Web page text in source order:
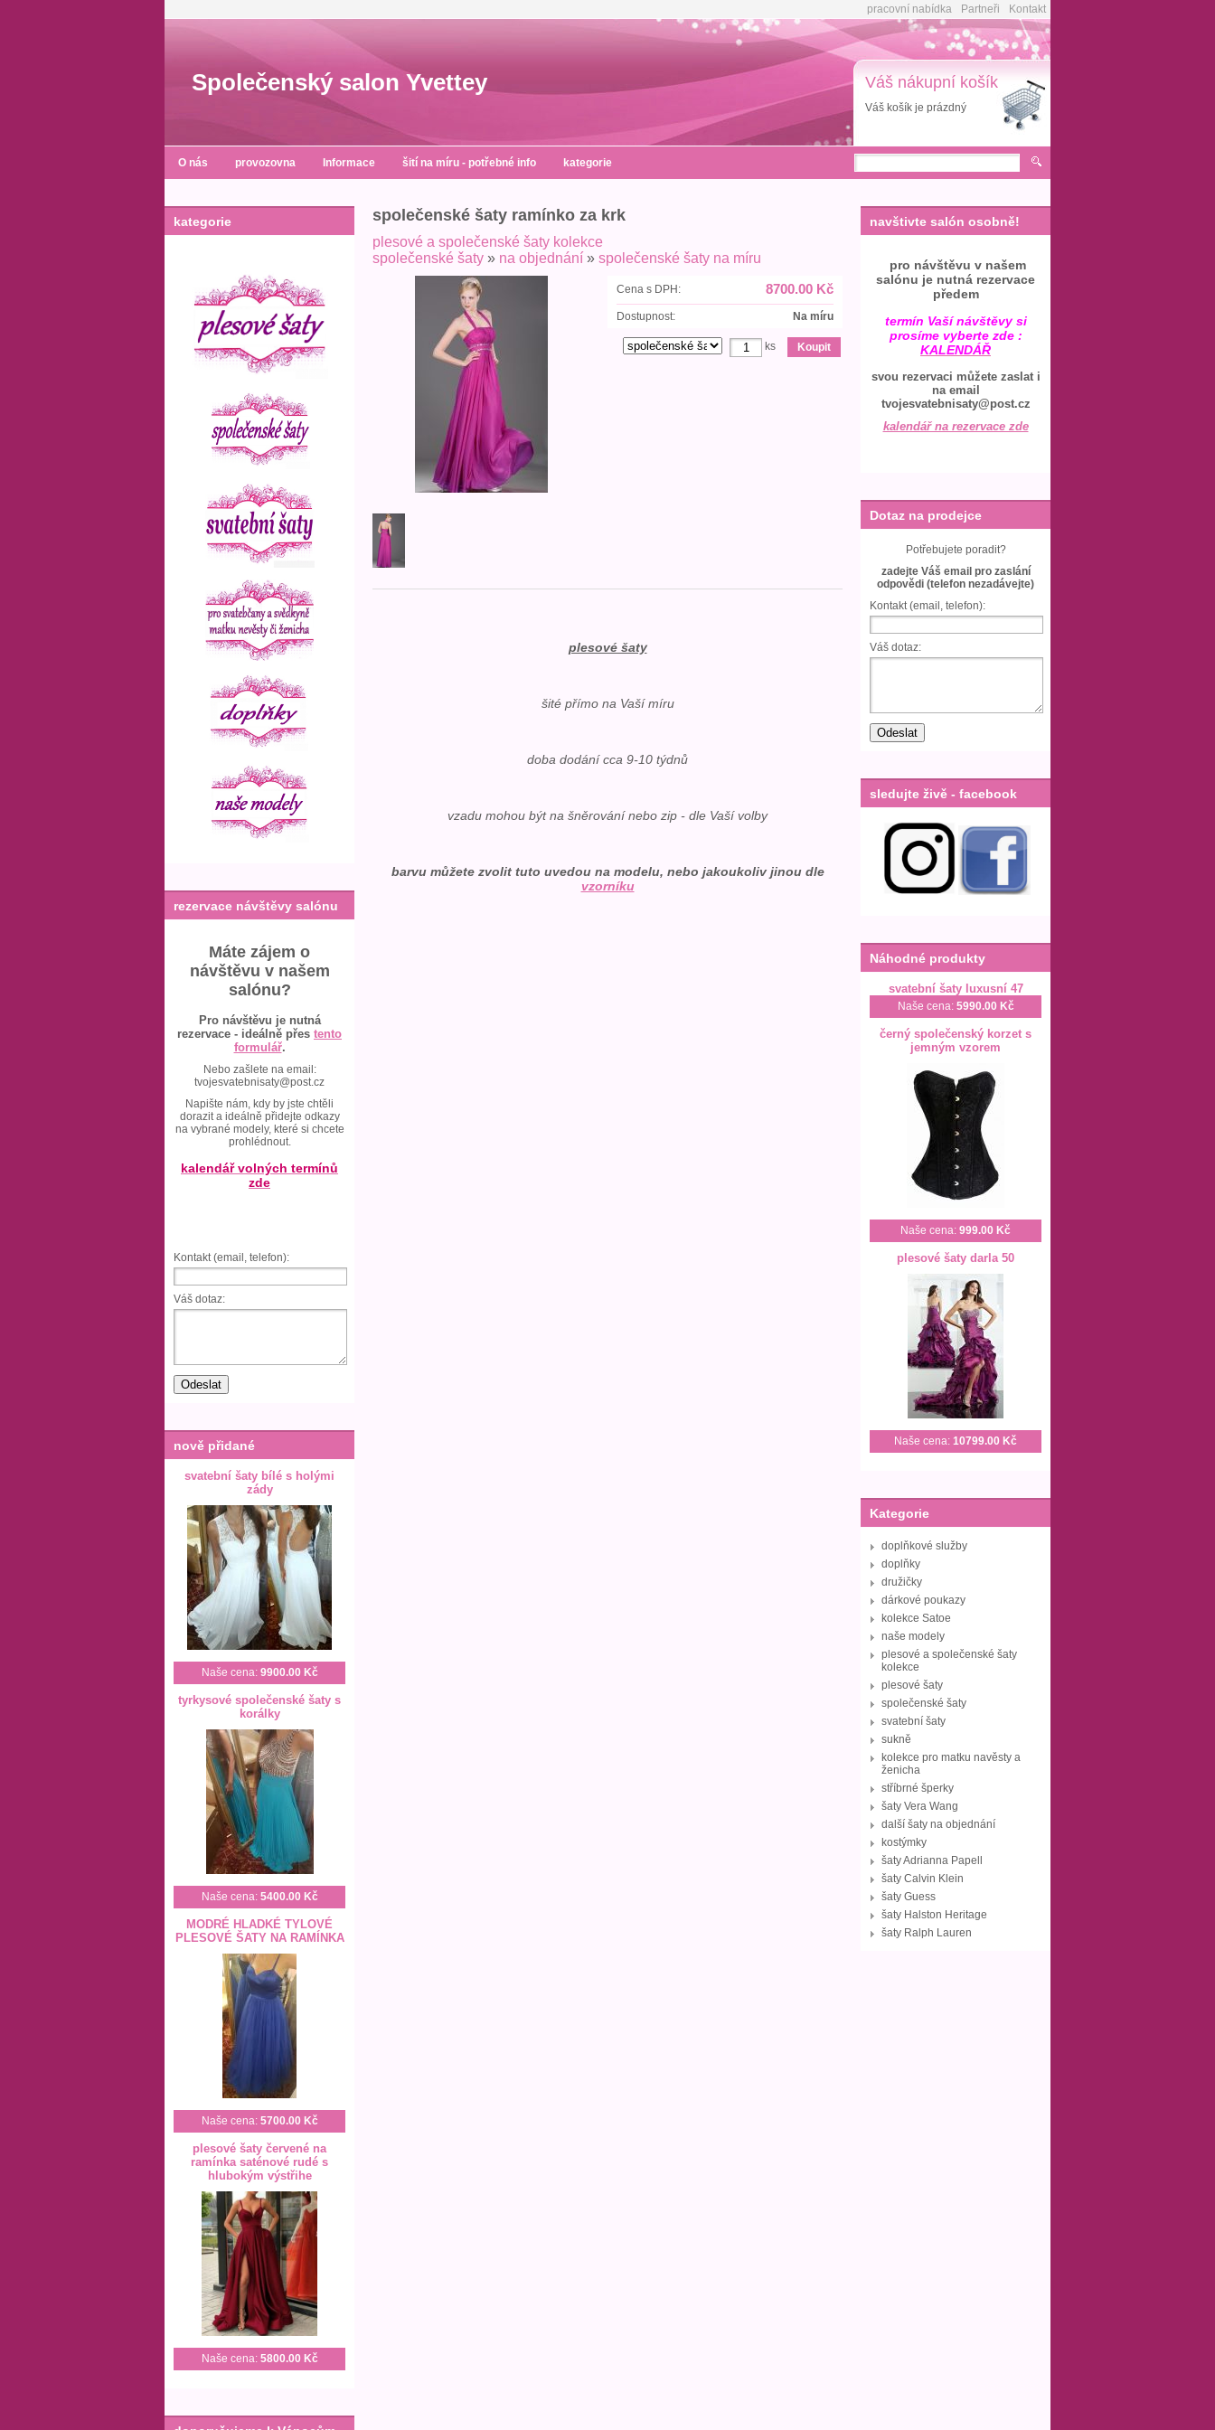
pracovní nabídka Partneři Kontakt
Společenský salon Yvettey Váš nákupní košík
Váš košík je prázdný
O nás provozovna Informace šití na míru - potřebné info kategorie
kategorie
rezervace návštěvy salónu
Máte zájem o
návštěvu v našem
salónu?
Pro návštěvu je nutná
rezervace - ideálně přes tento
formulář.
Nebo zašlete na email:
tvojesvatebnisaty@post.cz
Napište nám, kdy by jste chtěli
dorazit a ideálně přidejte odkazy
na vybrané modely, které si chcete
prohlédnout.
kalendář volných termínů
zde
Kontakt (email, telefon):
Váš dotaz:
nově přidané
svatební šaty bílé s holými
zády
Naše cena: 9900.00 Kč
tyrkysové společenské šaty s
korálky
Naše cena: 5400.00 Kč
MODRÉ HLADKÉ TYLOVÉ
PLESOVÉ ŠATY NA RAMÍNKA
Naše cena: 5700.00 Kč
plesové šaty červené na
ramínka saténové rudé s
hlubokým výstřihe
Naše cena: 5800.00 Kč
společenské šaty ramínko za krk
plesové a společenské šaty kolekce
společenské šaty » na objednání » společenské šaty na míru
Cena s DPH: 8700.00 Kč
Dostupnost: Na míru
ks
plesové šaty
šité přímo na Vaší míru
doba dodání cca 9-10 týdnů
vzadu mohou být na šněrování nebo zip - dle Vaší volby
barvu můžete zvolit tuto uvedou na modelu, nebo jakoukoliv jinou dle
vzorníku
navštivte salón osobně!
pro návštěvu v našem
salónu je nutná rezervace
předem
termín Vaší návštěvy si
prosíme vyberte zde :
KALENDÁŘ
svou rezervaci můžete zaslat i
na email
tvojesvatebnisaty@post.cz
kalendář na rezervace zde
Dotaz na prodejce
Potřebujete poradit?
zadejte Váš email pro zaslání
odpovědi (telefon nezadávejte)
Kontakt (email, telefon):
Váš dotaz:
sledujte živě - facebook
Náhodné produkty
svatební šaty luxusní 47
Naše cena: 5990.00 Kč
černý společenský korzet s
jemným vzorem
Naše cena: 999.00 Kč
plesové šaty darla 50
Naše cena: 10799.00 Kč
Kategorie
doplňkové služby
doplňky
družičky
dárkové poukazy
kolekce Satoe
naše modely
plesové a společenské šaty
kolekce
plesové šaty
společenské šaty
svatební šaty
sukně
kolekce pro matku navěsty a
ženicha
stříbrné šperky
šaty Vera Wang
další šaty na objednání
kostýmky
šaty Adrianna Papell
šaty Calvin Klein
šaty Guess
šaty Halston Heritage
šaty Ralph Lauren